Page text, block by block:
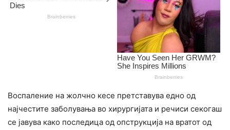
Воспаление на жолчно кесе претставува едно од
најчестите заболувања во хирургијата и речиси секогаш
се јавува како последица од опструкција на вратот од